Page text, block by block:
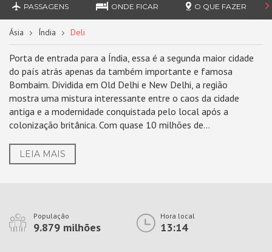
PASSAGENS ONDE FICAR O QUE FAZER
Ásia Índia Deli
Porta de entrada para a Índia, essa é a segunda maior cidade
do país atrás apenas da também importante e famosa
Bombaim. Dividida em Old Delhi e New Delhi, a região
mostra uma mistura interessante entre o caos da cidade
antiga e a modernidade conquistada pelo local após a
colonização britânica. Com quase 10 milhões de...
LEIA MAIS
População
9.879 milhões
Hora local
13:14